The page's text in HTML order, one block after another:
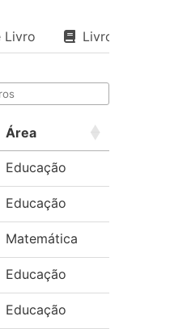
Livro Livro
Área
Educação
Educação
Matemática
Educação
Educação